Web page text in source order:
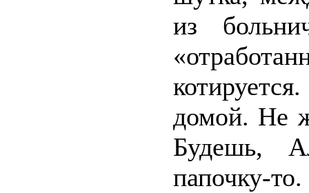
из
домой. Не
Будешь,
папочку-то.